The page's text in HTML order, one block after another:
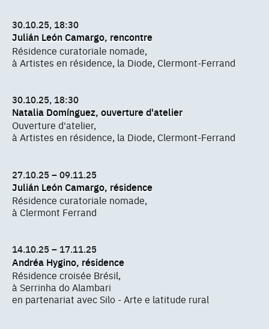
30.10.25, 18:30
Julián León Camargo, rencontre
Résidence curatoriale nomade,
à Artistes en résidence, la Diode, Clermont-Ferrand
30.10.25, 18:30
Natalia Domínguez, ouverture d'atelier
Ouverture d'atelier,
à Artistes en résidence, la Diode, Clermont-Ferrand
27.10.25 – 09.11.25
Julián León Camargo, résidence
Résidence curatoriale nomade,
à Clermont Ferrand
14.10.25 – 17.11.25
Andréa Hygino, résidence
Résidence croisée Brésil,
à Serrinha do Alambari
en partenariat avec Silo - Arte e latitude rural